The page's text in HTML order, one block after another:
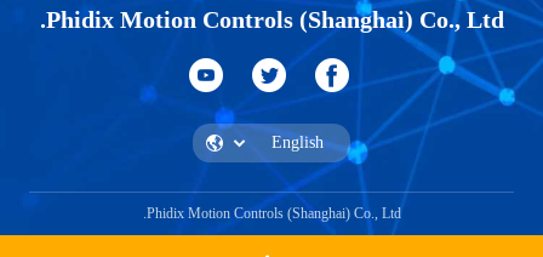
Phidix Motion Controls (Shanghai) Co., Ltd.
Phidix Motion Controls (Shanghai) Co., Ltd.